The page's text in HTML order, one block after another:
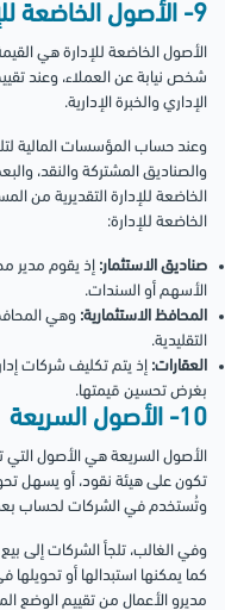
9- الأصول الخاضعة للإدارة
الأصول الخاضعة للإدارة هي
شخص نيابة عن العملاء، وعند
الإداري والخبرة الإدارية.
وعند حساب المؤسسات المالية
والصناديق المشتركة والنقد،
الخاضعة للإدارة التقديرية من
الخاضعة للإدارة:
صناديق الاستثمار: إذ يقوم مدير
الأسهم أو السندات.
المحافظ الاستثمارية: وهي
التقليدية.
العقارات: إذ يتم تكليف شركات
بغرض تحسين قيمتها.
10- الأصول السريعة
الأصول السريعة هي الأصول التي
تكون على هيئة نقود، أو يسهل
وتُستخدم في الشركات لحساب
وفي الغالب، تلجأ الشركات إلى
كما يمكنها استبدالها أو
مديرو الأعمال من تقييم الوضع